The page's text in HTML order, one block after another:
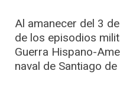
Al amanecer del 3
de los episodios
Guerra Hispano-
naval de Santiago de